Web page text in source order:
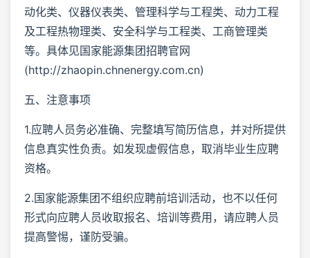
动化类、仪器仪表类、管理科学与工程类、动力工程
及工程热物理类、安全科学与工程类、工商管理类
等。具体见国家能源集团招聘官网
(http://zhaopin.chnenergy.com.cn)
五、注意事项
1.应聘人员务必准确、完整填写简历信息，并对所提供
信息真实性负责。如发现虚假信息，取消毕业生应聘
资格。
2.国家能源集团不组织应聘前培训活动，也不以任何
形式向应聘人员收取报名、培训等费用，请应聘人员
提高警惕，谨防受骗。